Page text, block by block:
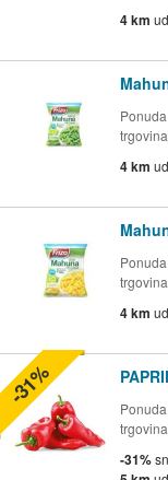
4 km
4 km
4 km
-31%
-31%